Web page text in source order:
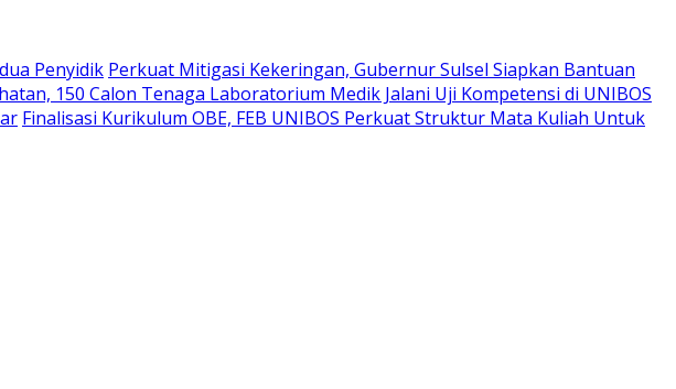
Penyidik Perkuat Mitigasi Kekeringan, Gubernur Sulsel Siapkan Bantuan
150 Calon Tenaga Laboratorium Medik Jalani Uji Kompetensi di UNIBOS
Finalisasi Kurikulum OBE, FEB UNIBOS Perkuat Struktur Mata Kuliah Untuk